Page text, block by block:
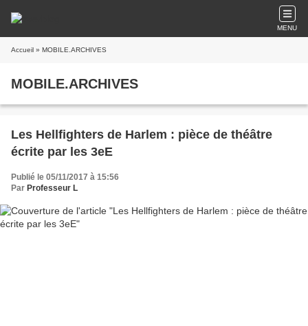
MENU
Accueil » MOBILE.ARCHIVES
MOBILE.ARCHIVES
Les Hellfighters de Harlem : pièce de théâtre
écrite par les 3eE
Publié le 05/11/2017 à 15:56
Par Professeur L